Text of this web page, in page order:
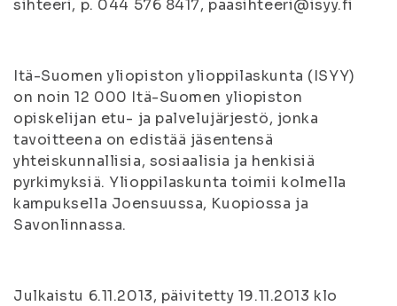
sihteeri, p. 044 576 8417, paasihteeri@isyy.fi
Itä-Suomen yliopiston ylioppilaskunta (ISYY)
on noin 12 000 Itä-Suomen yliopiston
opiskelijan etu- ja palvelujärjestö, jonka
tavoitteena on edistää jäsentensä
yhteiskunnallisia, sosiaalisia ja henkisiä
pyrkimyksiä. Ylioppilaskunta toimii kolmella
kampuksella Joensuussa, Kuopiossa ja
Savonlinnassa.
Julkaistu 6.11.2013, päivitetty 19.11.2013 klo